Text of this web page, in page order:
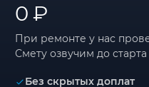
0 ₽
При ремонте у нас
Смету озвучим до старта
Без скрытых доплат